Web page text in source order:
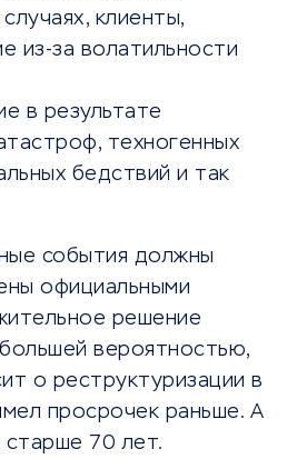
клиенты,
из-за волатильности
в результате
техногенных
бедствий и так
события должны
официальными
решение
вероятностью,
о реструктуризации в
просрочек раньше. А
старше 70 лет.